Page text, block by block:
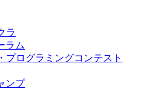
ラ
ラム
プログラミングコンテスト
ンプ